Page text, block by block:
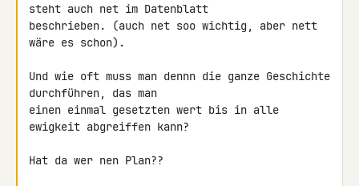
steht auch net im Datenblatt
beschrieben. (auch net soo wichtig, aber nett
wäre es schon).
Und wie oft muss man dennn die ganze Geschichte
durchführen, das man
einen einmal gesetzten wert bis in alle
ewigkeit abgreiffen kann?
Hat da wer nen Plan??